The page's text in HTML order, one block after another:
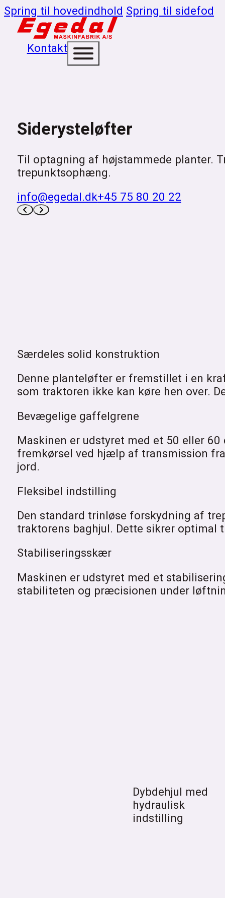
Spring til hovedindhold Spring til sidefod
Kontakt
Siderysteløfter
Til optagning af højstammede planter.
trepunktsophæng.
info@egedal.dk+45 75 80 20 22
Særdeles solid konstruktion
Denne planteløfter er fremstillet i en
som traktoren ikke kan køre hen over.
Bevægelige gaffelgrene
Maskinen er udstyret med et 50 eller
fremkørsel ved hjælp af transmission
jord.
Fleksibel indstilling
Den standard trinløse forskydning af
traktorens baghjul. Dette sikrer
Stabiliseringsskær
Maskinen er udstyret med et
stabiliteten og præcisionen under
Dybdehjul med
hydraulisk
indstilling